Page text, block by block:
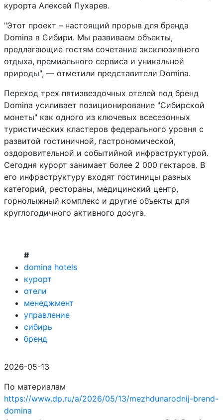
курорта Алексей Пухарев.
"Этот проект – настоящий прорыв для бренда
Domina в Сибири. Мы развиваем объекты,
предлагающие гостям сочетание эксклюзивного
отдыха, премиального сервиса и уникальной
природы", — отметили представители Domina.
Переход трех пятизвездочных отелей под бренд
Domina усиливает позиционирование "Сибирской
монеты" как одного из ключевых всесезонных
туристических кластеров федерального уровня с
развитой гостиничной, гастрономической,
оздоровительной и событийной инфраструктурой.
Сегодня курорт занимает более 2 000 гектаров. В
его инфраструктуру входят гостиницы разных
категорий, рестораны, медицинский центр,
горнолыжный комплекс и другие объекты для
круглогодичного активного досуга.
#
domina hotels
курорт
отели
менеджмент
управление
сибирь
бренд
2026-05-13
По материалам
https://www.dp.ru/a/2026/05/13/mezhdunarodnij-brend-
domina